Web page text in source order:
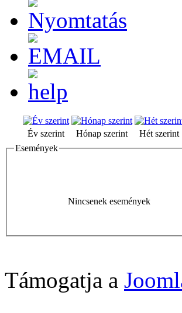
Év szerint Hónap szerint Hét szerint
Események
Nincsenek események
Támogatja a